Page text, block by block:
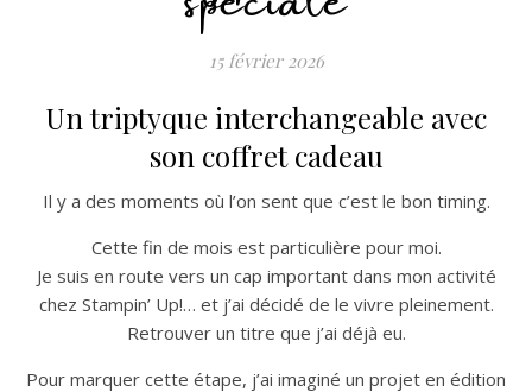
15 février 2026
Un triptyque interchangeable avec
son coffret cadeau
Il y a des moments où l’on sent que c’est le bon timing.
Cette fin de mois est particulière pour moi.
Je suis en route vers un cap important dans mon activité
chez Stampin’ Up!… et j’ai décidé de le vivre pleinement.
Retrouver un titre que j’ai déjà eu.
Pour marquer cette étape, j’ai imaginé un projet en édition